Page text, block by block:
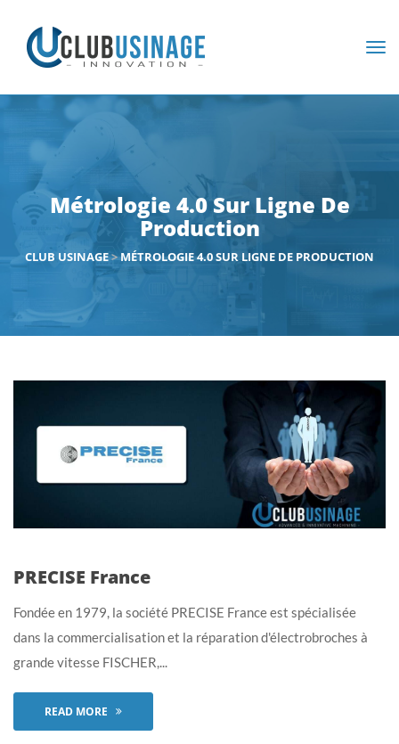
Métrologie 4.0 Sur Ligne De
Production
CLUB USINAGE>MÉTROLOGIE 4.0 SUR LIGNE DE PRODUCTION
PRECISE France
Fondée en 1979, la société PRECISE France est spécialisée
dans la commercialisation et la réparation d'électrobroches à
grande vitesse FISCHER,...
READ MORE